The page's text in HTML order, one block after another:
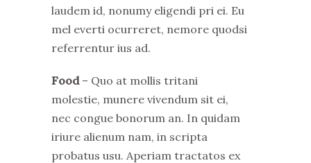
laudem id, nonumy eligendi pri ei. Eu
mel everti ocurreret, nemore quodsi
referrentur ius ad.
Food – Quo at mollis tritani
molestie, munere vivendum sit ei,
nec congue bonorum an. In quidam
iriure alienum nam, in scripta
probatus usu. Aperiam tractatos ex